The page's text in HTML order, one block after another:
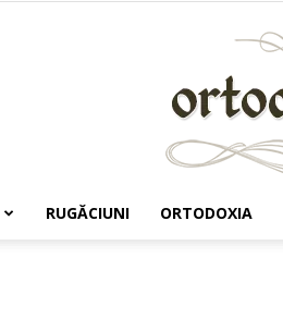
RUGĂCIUNI ORTODOXIA